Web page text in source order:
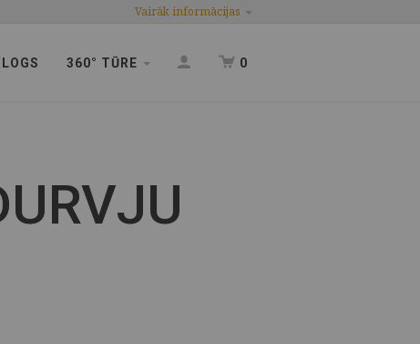
Vairāk informācijas
360° TŪRE 0